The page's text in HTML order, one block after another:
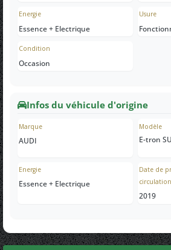
Energie
Essence + Electrique
Usure
Condition
Occasion
Infos du véhicule d'origine
Marque
AUDI
Modèle
E-tron
Energie
Essence + Electrique
Date de
circulation
2019